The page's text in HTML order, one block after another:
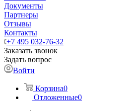
Документы
Партнеры
Отзывы
Контакты
+7 495 032-76-32
Заказать звонок
Задать вопрос
Войти
Корзина0
Отложенные0